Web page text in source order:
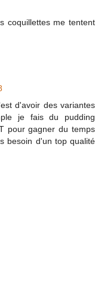
coquillettes me tentent
d'avoir des variantes
je fais du pudding
pour gagner du temps
besoin d'un top qualité